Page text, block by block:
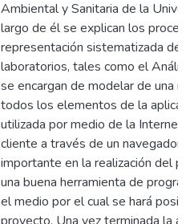
Ambiental y Sanitaria de la
largo de él se explican los
representación sistematizada de
laboratorios, tales como el
se encargan de modelar de una
todos los elementos de la
utilizada por medio de la Internet
cliente a través de un navegador
importante en la realización del
una buena herramienta de
el medio por el cual se hará